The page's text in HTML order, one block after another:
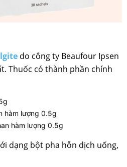
do công ty Beaufour Ipsen
Thuốc có thành phần chính
hàm lượng 0.5g
hàm lượng 0.5g
dạng bột pha hỗn dịch uống,